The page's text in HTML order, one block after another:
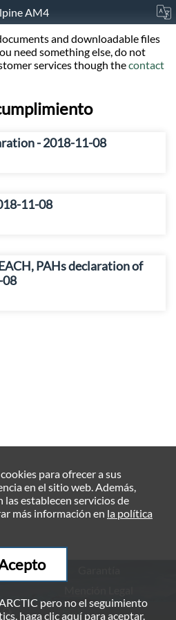
AM4
and downloadable files
need something else, do not
services though thecontact
- 2018-11-08
11-08
PAHs declaration of
08
(HK) Ltd. - 2026
para ofrecer a sus
en el sitio web. Además,
establecen servicios de
más información en la política
pero no el seguimiento
haga clicaquí para aceptar.